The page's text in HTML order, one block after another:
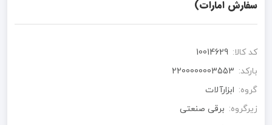
سفارش امارات)
کد کالا: 10014629
بارکد: 2200000003553
گروه: ابزارآلات
زیرگروه: برقی صنعتی